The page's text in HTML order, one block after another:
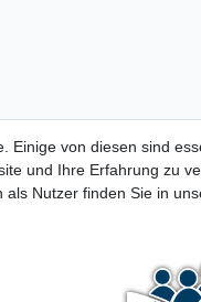
Einige von diesen sind
und Ihre Erfahrung zu
als Nutzer finden Sie in